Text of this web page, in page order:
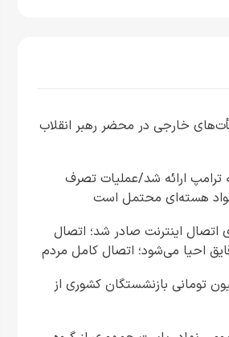
خارجی در محضر رهبر انقلاب
ارائه شد/عملیات تصرف
هسته‌ای محتمل است
اتصال اینترنت صادر شد؛ اتصال
احیا می‌شود؛ اتصال کامل مردم
وام ۷۵ میلیون تومانی بازنشستگان کشوری از